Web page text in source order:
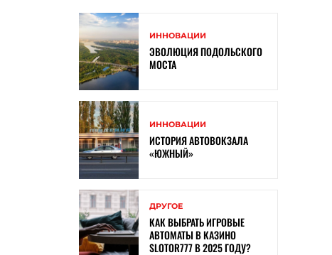
ИННОВАЦИИ
ЭВОЛЮЦИЯ ПОДОЛЬСКОГО
МОСТА
ИННОВАЦИИ
ИСТОРИЯ АВТОВОКЗАЛА
«ЮЖНЫЙ»
ДРУГОЕ
КАК ВЫБРАТЬ ИГРОВЫЕ
АВТОМАТЫ В КАЗИНО
SLOTOR777 В 2025 ГОДУ?